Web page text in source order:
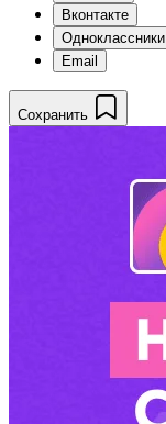
Вконтакте
Одноклассники
Email
Сохранить